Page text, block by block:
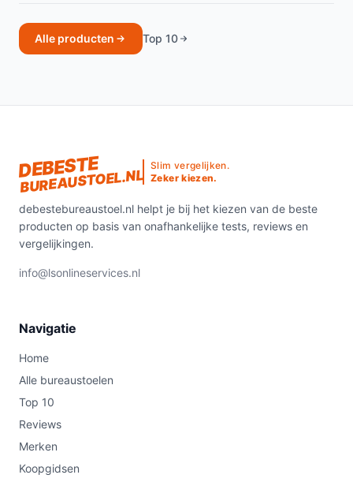
Alle producten Top 10
DEBESTE
BUREAUSTOEL.NL
Slim vergelijken.
Zeker kiezen.
debestebureaustoel.nl helpt je bij het kiezen van de beste
producten op basis van onafhankelijke tests, reviews en
vergelijkingen.
info@lsonlineservices.nl
Navigatie
Home
Alle bureaustoelen
Top 10
Reviews
Merken
Koopgidsen